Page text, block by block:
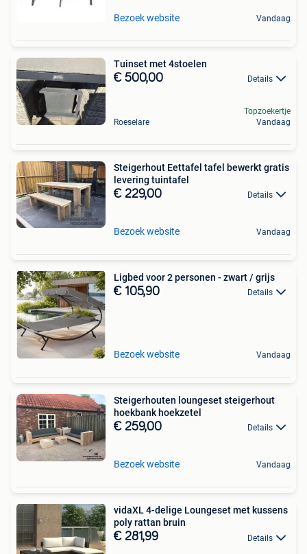
Bezoek website Vandaag
Tuinset met 4stoelen
€ 500,00 Details
Roeselare
Topzoekertje
Vandaag
Steigerhout Eettafel tafel bewerkt gratis
levering tuintafel
€ 229,00 Details
Bezoek website Vandaag
Ligbed voor 2 personen - zwart / grijs
€ 105,90 Details
Bezoek website Vandaag
Steigerhouten loungeset steigerhout
hoekbank hoekzetel
€ 259,00 Details
Bezoek website Vandaag
vidaXL 4-delige Loungeset met kussens
poly rattan bruin
€ 281,99 Details